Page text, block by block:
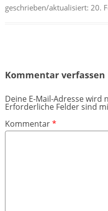
geschrieben/aktualisiert: 20.
Kommentar verfassen
Deine E-Mail-Adresse
Erforderliche Felder sind
Kommentar*